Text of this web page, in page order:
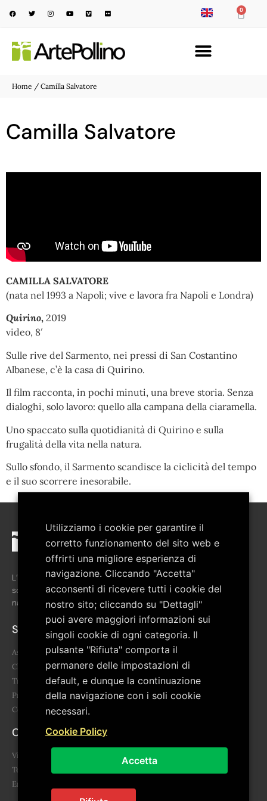
0
Home / Camilla Salvatore
Camilla Salvatore
CAMILLA SALVATORE
(nata nel 1993 a Napoli; vive e lavora fra Napoli e Londra)
Quirino, 2019
video, 8′
Sulle rive del Sarmento, nei pressi di San Costantino
Albanese, c’è la casa di Quirino.
Il film racconta, in pochi minuti, una breve storia. Senza
dialoghi, solo lavoro: quello alla campana della ciaramella.
Uno spaccato sulla quotidianità di Quirino e sulla
frugalità della vita nella natura.
Sullo sfondo, il Sarmento scandisce la ciclicità del tempo
e il suo scorrere inesorabile.
L’associazione è stata costituita nel febbraio del 2008 allo
scopo di favorire la crescita culturale del territorio del Parco
nazionale del Pollino.
Sitemap
Associazione
Chi siamo
Trasparenza
Progetti
Contatti
Contatti
Via Giovanni Falcone, 3 85043 Latronico (PZ)
Telefono: 0973.859455 - 340 678 6865
Email: segreteria@artepollino.it - info@artepollino.it
Utilizziamo i cookie per garantire il
corretto funzionamento del sito web e
offrirti una migliore esperienza di
navigazione. Cliccando "Accetta"
acconsenti di ricevere tutti i cookie del
nostro sito; cliccando su "Dettagli"
puoi avere maggiori informazioni sui
singoli cookie di ogni categoria. Il
pulsante "Rifiuta" comporta il
permanere delle impostazioni di
default, e dunque la continuazione
della navigazione con i soli cookie
necessari.
Cookie Policy
Accetta